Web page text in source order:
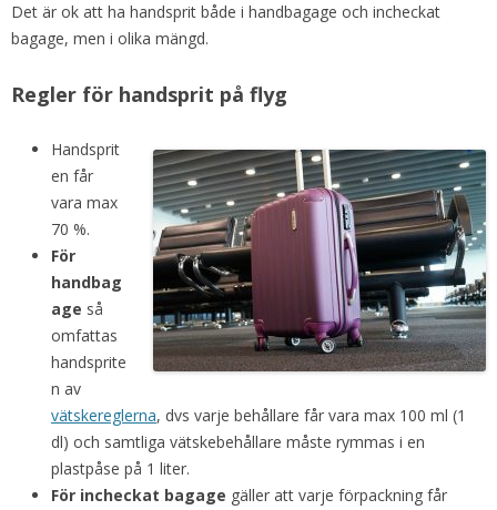
Det är ok att ha handsprit både i handbagage och incheckat
bagage, men i olika mängd.
Regler för handsprit på flyg
Handsprit
en får
vara max
70 %.
För
handbag
age så
omfattas
handsprite
n av
vätskereglerna, dvs varje behållare får vara max 100 ml (1
dl) och samtliga vätskebehållare måste rymmas i en
plastpåse på 1 liter.
För incheckat bagage gäller att varje förpackning får